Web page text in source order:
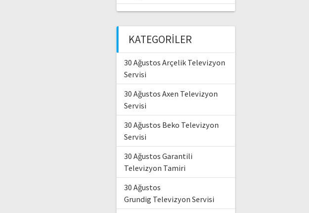
KATEGORILER
30 Ağustos Arçelik Televizyon
Servisi
30 Ağustos Axen Televizyon
Servisi
30 Ağustos Beko Televizyon
Servisi
30 Ağustos Garantili
Televizyon Tamiri
30 Ağustos
Grundig Televizyon Servisi